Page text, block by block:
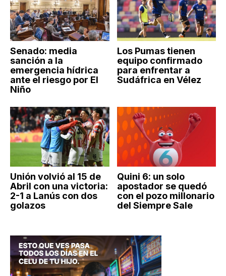
Senado: media
sanción a la
emergencia hídrica
ante el riesgo por El
Niño
Los Pumas tienen
equipo confirmado
para enfrentar a
Sudáfrica en Vélez
Unión volvió al 15 de
Abril con una victoria:
2-1 a Lanús con dos
golazos
Quini 6: un solo
apostador se quedó
con el pozo millonario
del Siempre Sale